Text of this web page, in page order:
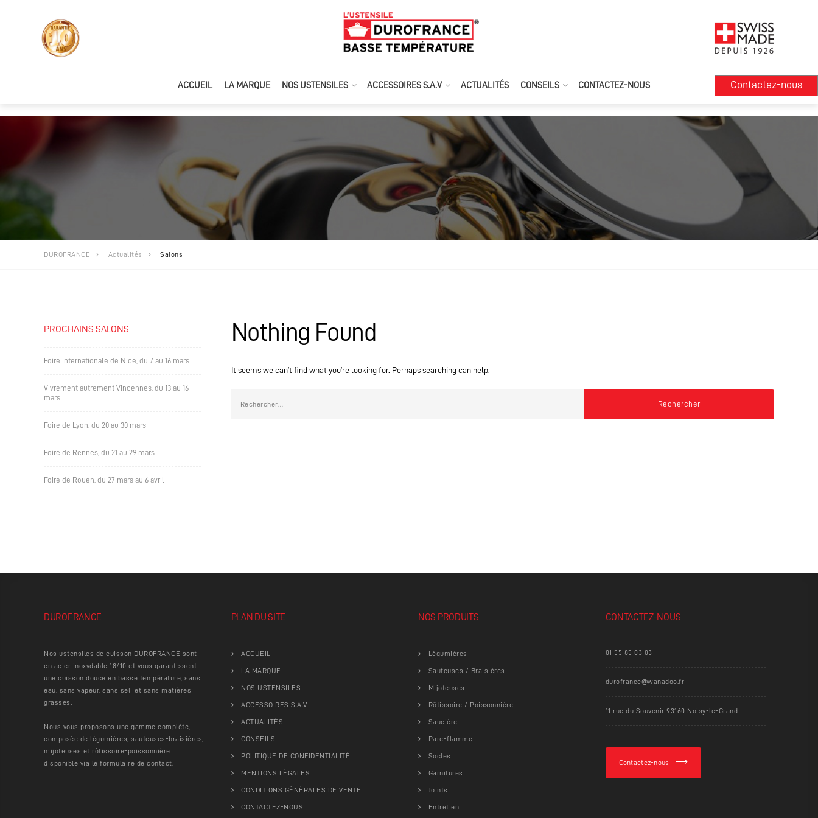
ACCUEIL LA MARQUE NOS USTENSILES ACCESSOIRES S.A.V ACTUALITÉS CONSEILS CONTACTEZ-NOUS
DUROFRANCE Actualités Salons
Nothing Found
It seems we can’t find what you’re looking for. Perhaps searching can help.
PROCHAINS SALONS
Foire internationale de Nice, du 7 au 16 mars
Vivrement autrement Vincennes, du 13 au 16
mars
Foire de Lyon, du 20 au 30 mars
Foire de Rennes, du 21 au 29 mars
Foire de Rouen, du 27 mars au 6 avril
DUROFRANCE
Nos ustensiles de cuisson DUROFRANCE sont
en acier inoxydable 18/10 et vous garantissent
une cuisson douce en basse température, sans
eau, sans vapeur, sans sel et sans matières
grasses.
Nous vous proposons une gamme complète,
composée de légumières, sauteuses-braisières,
mijoteuses et rôtissoire-poissonnière
disponible via le formulaire de contact.
PLAN DU SITE
ACCUEIL
LA MARQUE
NOS USTENSILES
ACCESSOIRES S.A.V
ACTUALITÉS
CONSEILS
POLITIQUE DE CONFIDENTIALITÉ
MENTIONS LÉGALES
CONDITIONS GÉNÉRALES DE VENTE
CONTACTEZ-NOUS
NOS PRODUITS
Légumières
Sauteuses / Braisières
Mijoteuses
Rôtissoire / Poissonnière
Saucière
Pare-flamme
Socles
Garnitures
Joints
Entretien
CONTACTEZ-NOUS
01 55 85 03 03
durofrance@wanadoo.fr
11 rue du Souvenir 93160 Noisy-le-Grand
Contactez-nous
Contactez-nous